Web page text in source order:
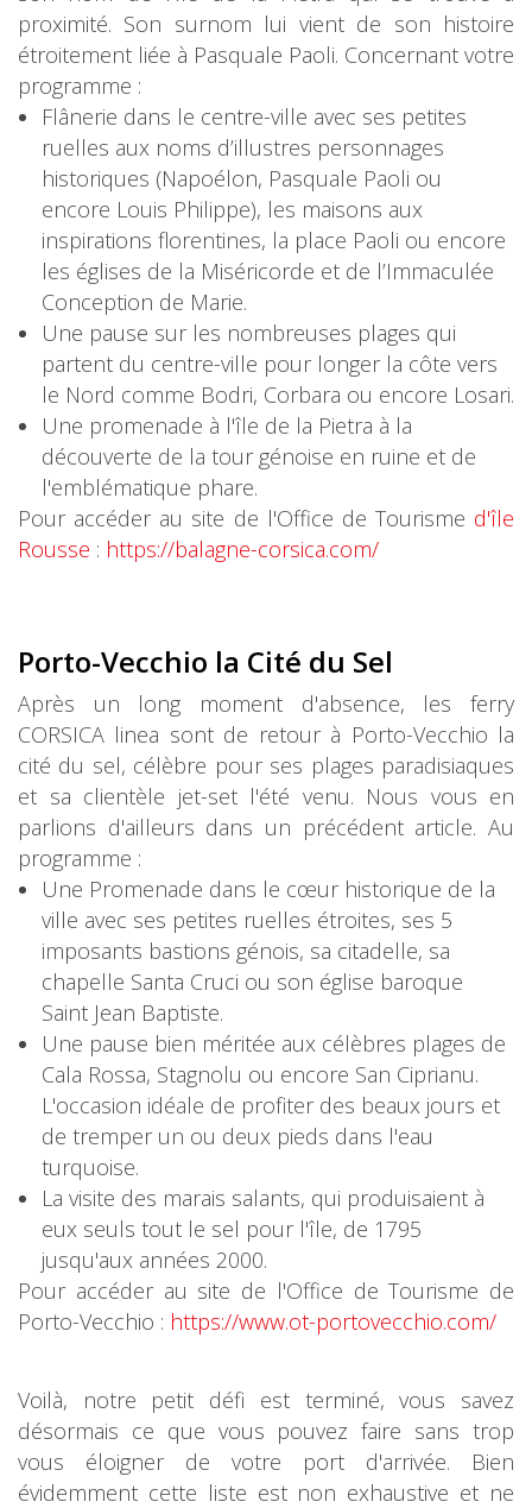
proximité. Son surnom lui vient de son histoire
étroitement liée à Pasquale Paoli. Concernant votre
programme :
Flânerie dans le centre-ville avec ses petites
ruelles aux noms d’illustres personnages
historiques (Napoélon, Pasquale Paoli ou
encore Louis Philippe), les maisons aux
inspirations florentines, la place Paoli ou encore
les églises de la Miséricorde et de l’Immaculée
Conception de Marie.
Une pause sur les nombreuses plages qui
partent du centre-ville pour longer la côte vers
le Nord comme Bodri, Corbara ou encore Losari.
Une promenade à l'île de la Pietra à la
découverte de la tour génoise en ruine et de
l'emblématique phare.
Pour accéder au site de l'Office de Tourisme d'île
Rousse : https://balagne-corsica.com/
Porto-Vecchio la Cité du Sel
Après un long moment d'absence, les ferry
CORSICA linea sont de retour à Porto-Vecchio la
cité du sel, célèbre pour ses plages paradisiaques
et sa clientèle jet-set l'été venu. Nous vous en
parlions d'ailleurs dans un précédent article. Au
programme :
Une Promenade dans le cœur historique de la
ville avec ses petites ruelles étroites, ses 5
imposants bastions génois, sa citadelle, sa
chapelle Santa Cruci ou son église baroque
Saint Jean Baptiste.
Une pause bien méritée aux célèbres plages de
Cala Rossa, Stagnolu ou encore San Ciprianu.
L'occasion idéale de profiter des beaux jours et
de tremper un ou deux pieds dans l'eau
turquoise.
La visite des marais salants, qui produisaient à
eux seuls tout le sel pour l'île, de 1795
jusqu'aux années 2000.
Pour accéder au site de l'Office de Tourisme de
Porto-Vecchio : https://www.ot-portovecchio.com/
Voilà, notre petit défi est terminé, vous savez
désormais ce que vous pouvez faire sans trop
vous éloigner de votre port d'arrivée. Bien
évidemment cette liste est non exhaustive et ne